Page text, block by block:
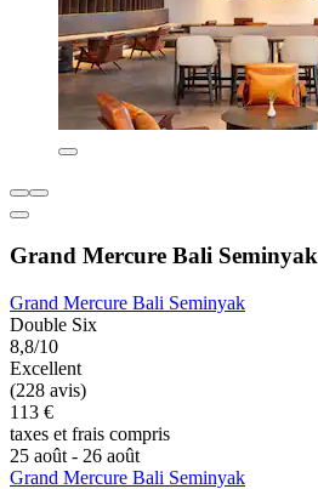
Grand Mercure Bali Seminyak
Grand Mercure Bali Seminyak
Double Six
8,8/10
Excellent
(228 avis)
113 €
taxes et frais compris
25 août - 26 août
Grand Mercure Bali Seminyak